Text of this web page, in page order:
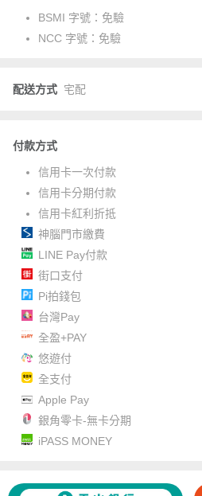
BSMI 字號： 免驗
NCC 字號： 免驗
配送方式 宅配
付款方式
信用卡一次付款
信用卡分期付款
信用卡紅利折抵
神腦門市繳費
LINE Pay付款
街口支付
Pi拍錢包
台灣Pay
全盈+PAY
悠遊付
全支付
Apple Pay
銀角零卡-無卡分期
iPASS MONEY